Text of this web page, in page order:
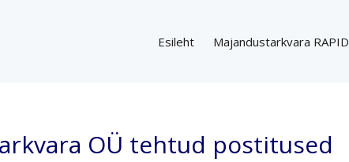
Esileht Majandustarkvara RAPID
OÜ tehtud postitused